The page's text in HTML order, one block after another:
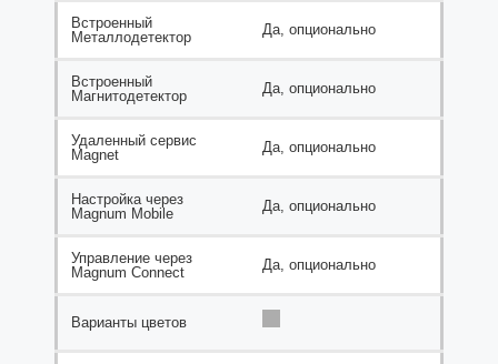
Встроенный
Металлодетектор
Да, опционально
Встроенный
Магнитодетектор
Да, опционально
Удаленный сервис
Magnet
Да, опционально
Настройка через
Magnum Mobile
Да, опционально
Управление через
Magnum Connect
Да, опционально
Варианты цветов